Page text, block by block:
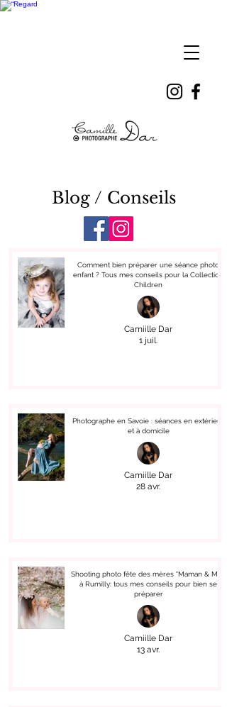
Blog / Conseils
Comment bien préparer une séance photo
enfant ? Tous mes conseils pour la Collection
Children
Camiille Dar
1 juil.
Photographe en Savoie : séances en extérieur
et à domicile
Camiille Dar
28 avr.
Shooting photo fête des mères "Maman & Moi"
à Rumilly: tous mes conseils pour bien se
préparer
Camiille Dar
13 avr.